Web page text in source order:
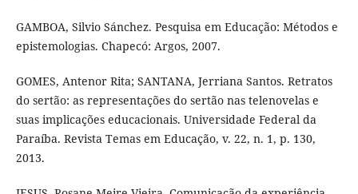
GAMBOA, Silvio Sánchez. Pesquisa em Educação: Métodos e
epistemologias. Chapecó: Argos, 2007.
GOMES, Antenor Rita; SANTANA, Jerriana Santos. Retratos
do sertão: as representações do sertão nas telenovelas e
suas implicações educacionais. Universidade Federal da
Paraíba. Revista Temas em Educação, v. 22, n. 1, p. 130,
2013.